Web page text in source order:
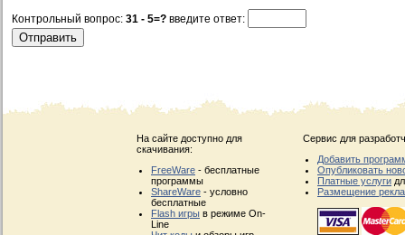
Контрольный вопрос: 31 - 5=? введите ответ:
На сайте доступно для
скачивания:
FreeWare - бесплатные
программы
ShareWare - условно
бесплатные
Flash игры в режиме On-
Line
Сервис для
Добавить
Опубликовать
Платные услуги
Размещение